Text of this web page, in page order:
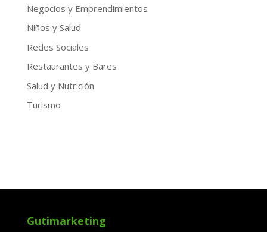
Negocios y Emprendimientos
Niños y Salud
Redes Sociales
Restaurantes y Bares
Salud y Nutrición
Turismo
Gutimarketing